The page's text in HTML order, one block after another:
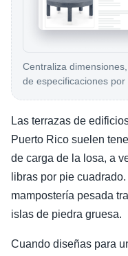
Centraliza
de especificaciones por
Las terrazas de
Puerto Rico suelen
de carga de la losa, a
libras por pie
mampostería pesada
islas de piedra gruesa.
Cuando diseñas para